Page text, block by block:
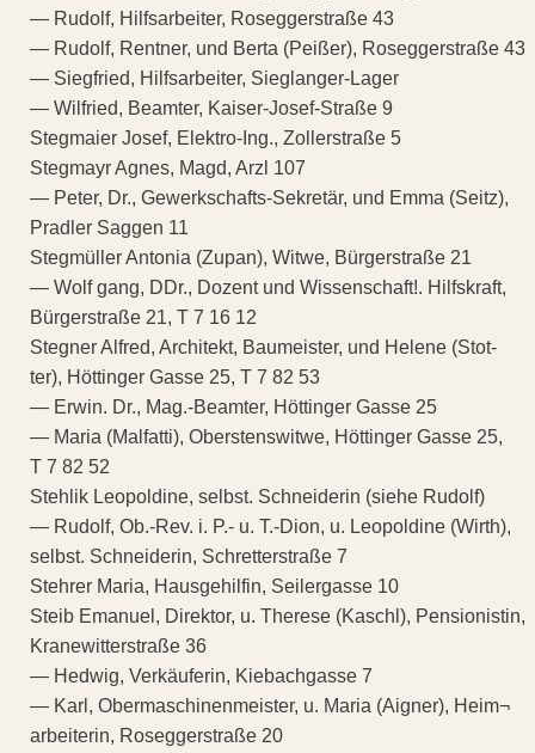
— Rudolf, Hilfsarbeiter, Roseggerstraße 43
— Rudolf, Rentner, und Berta (Peißer), Roseggerstraße 43
— Siegfried, Hilfsarbeiter, Sieglanger-Lager
— Wilfried, Beamter, Kaiser-Josef-Straße 9
Stegmaier Josef, Elektro-Ing., Zollerstraße 5
Stegmayr Agnes, Magd, Arzl 107
— Peter, Dr., Gewerkschafts-Sekretär, und Emma (Seitz),
Pradler Saggen 11
Stegmüller Antonia (Zupan), Witwe, Bürgerstraße 21
— Wolf gang, DDr., Dozent und Wissenschaft!. Hilfskraft,
Bürgerstraße 21, T 7 16 12
Stegner Alfred, Architekt, Baumeister, und Helene (Stot-
ter), Höttinger Gasse 25, T 7 82 53
— Erwin. Dr., Mag.-Beamter, Höttinger Gasse 25
— Maria (Malfatti), Oberstenswitwe, Höttinger Gasse 25,
T 7 82 52
Stehlik Leopoldine, selbst. Schneiderin (siehe Rudolf)
— Rudolf, Ob.-Rev. i. P.- u. T.-Dion, u. Leopoldine (Wirth),
selbst. Schneiderin, Schretterstraße 7
Stehrer Maria, Hausgehilfin, Seilergasse 10
Steib Emanuel, Direktor, u. Therese (Kaschl), Pensionistin,
Kranewitterstraße 36
— Hedwig, Verkäuferin, Kiebachgasse 7
— Karl, Obermaschinenmeister, u. Maria (Aigner), Heim¬
arbeiterin, Roseggerstraße 20